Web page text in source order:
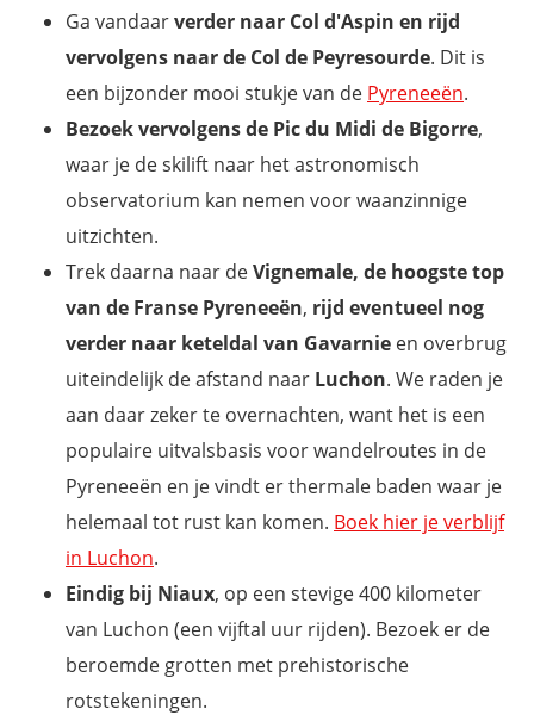
Ga vandaarverder naar Col d'Aspin en rijd
vervolgens naar de Col de Peyresourde. Dit is
een bijzonder mooi stukje van de Pyreneeën.
Bezoek vervolgens de Pic du Midi de Bigorre,
waar je de skilift naar het astronomisch
observatorium kan nemen voor waanzinnige
uitzichten.
Trek daarna naar deVignemale, de hoogste top
van de Franse Pyreneeën, rijd eventueel nog
verder naar keteldal van Gavarnie en overbrug
uiteindelijk de afstand naar Luchon. We raden je
aan daar zeker te overnachten, want het is een
populaire uitvalsbasis voor wandelroutes in de
Pyreneeën en je vindt er thermale baden waar je
helemaal tot rust kan komen. Boek hier je verblijf
in Luchon.
Eindig bij Niaux, op een stevige 400 kilometer
van Luchon (een vijftal uur rijden). Bezoek er de
beroemde grotten met prehistorische
rotstekeningen.